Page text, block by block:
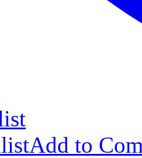
Add to